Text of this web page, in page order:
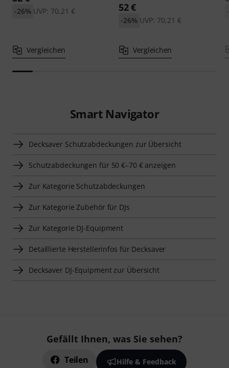
UVP: 70,21 €
-26%
Vergleichen
52 €
UVP: 70,21 €
-26%
Vergleichen
Smart Navigator
Decksaver Schutzabdeckungen zur Übersicht
Schutzabdeckungen für 50 €–70 € anzeigen
Zur Kategorie Schutzabdeckungen
Zur Kategorie Zubehör für DJs
Zur Kategorie DJ-Equipment
Detaillierte Herstellerinfos für Decksaver
Decksaver DJ-Equipment zur Übersicht
Gefällt Ihnen, was Sie sehen?
Teilen Hilfe & Feedback